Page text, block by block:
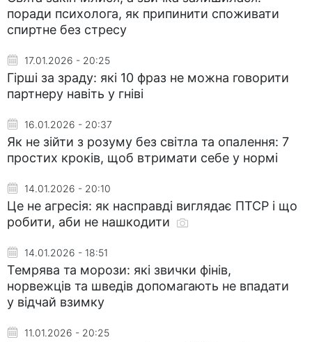
поради психолога, як припинити споживати
спиртне без стресу
17.01.2026 - 20:25
Гірші за зраду: які 10 фраз не можна говорити
партнеру навіть у гніві
16.01.2026 - 20:37
Як не зійти з розуму без світла та опалення: 7
простих кроків, щоб втримати себе у нормі
14.01.2026 - 20:10
Це не агресія: як насправді виглядає ПТСР і що
робити, аби не нашкодити
14.01.2026 - 18:51
Темрява та морози: які звички фінів,
норвежців та шведів допомагають не впадати
у відчай взимку
11.01.2026 - 20:25